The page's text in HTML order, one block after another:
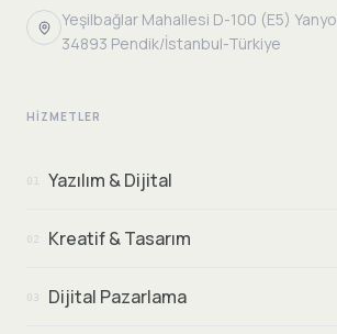
Yeşilbağlar Mahallesi D-100 (E5)
34893 Pendik/İstanbul-Türkiye
HIZMETLER
01 Yazılım & Dijital
02 Kreatif & Tasarım
03 Dijital Pazarlama